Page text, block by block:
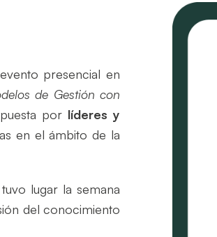
presencial en
de Gestión con
por líderes y
en el ámbito de la
lugar la semana
del conocimiento